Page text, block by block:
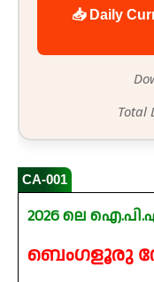
📥 Daily
Total
CA-001
2026 ലെ
ബെംഗളൂരു